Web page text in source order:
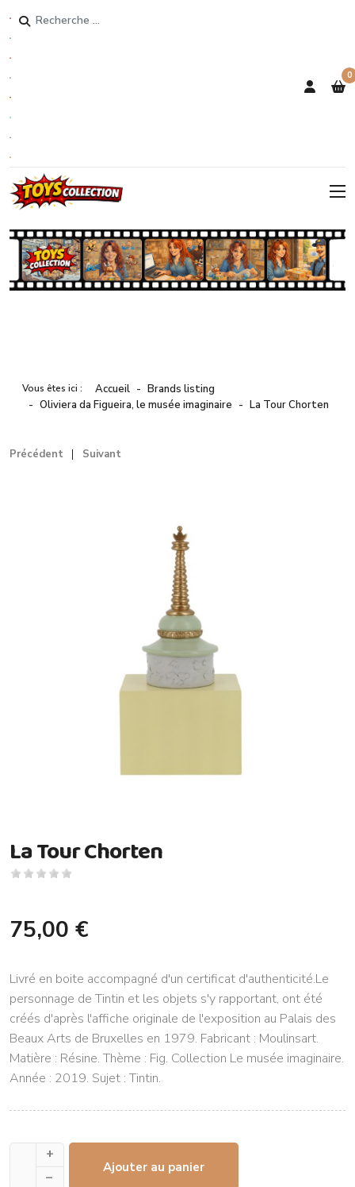
Rechercher
0
Vous êtes ici : Accueil
Brands listing
Oliviera da Figueira, le musée imaginaire
La Tour Chorten
Précédent Suivant
La Tour Chorten
75,00 €
Livré en boite accompagné d'un certificat d'authenticité.Le
personnage de Tintin et les objets s'y rapportant, ont été
créés d'après l'affiche originale de l'exposition au Palais des
Beaux Arts de Bruxelles en 1979. Fabricant : Moulinsart.
Matière : Résine. Thème : Fig. Collection Le musée imaginaire.
Année : 2019. Sujet : Tintin.
+
–
Ajouter au panier